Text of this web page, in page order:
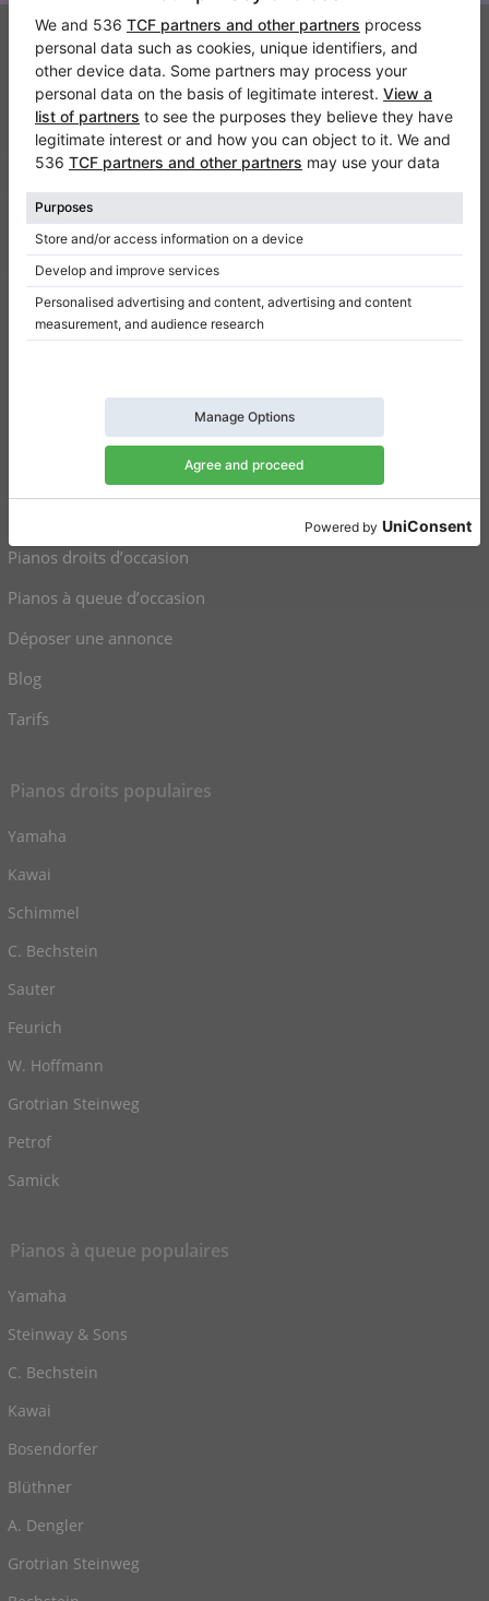
Klaviano
FAQ
Contact
Qui sommes-nous
Donner un avis
Conditions d’utilisation
Politique de confidentialité
Pianos droits à vendre
Pianos droits d’occasion
Pianos à queue d’occasion
Déposer une annonce
Blog
Tarifs
Pianos droits populaires
Yamaha
Kawai
Schimmel
C. Bechstein
Sauter
Feurich
W. Hoffmann
Grotrian Steinweg
Petrof
Samick
Pianos à queue populaires
Yamaha
Steinway & Sons
C. Bechstein
Kawai
Bosendorfer
Blüthner
A. Dengler
Grotrian Steinweg